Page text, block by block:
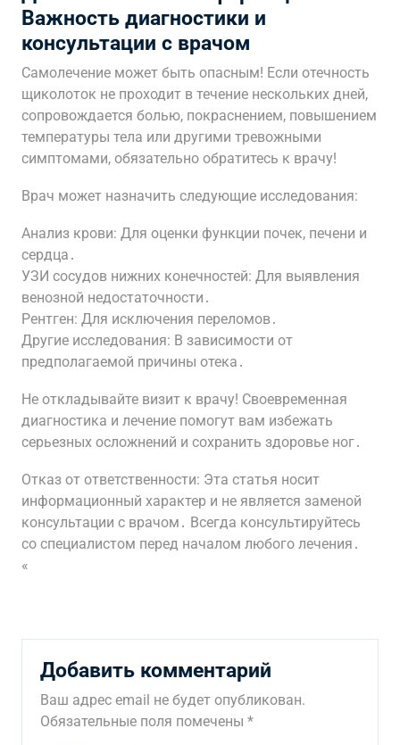
Важность диагностики и
консультации с врачом
Самолечение может быть опасным! Если отечность
щиколоток не проходит в течение нескольких дней,
сопровождается болью, покраснением, повышением
температуры тела или другими тревожными
симптомами, обязательно обратитесь к врачу!
Врач может назначить следующие исследования:
Анализ крови: Для оценки функции почек, печени и
сердца․
УЗИ сосудов нижних конечностей: Для выявления
венозной недостаточности․
Рентген: Для исключения переломов․
Другие исследования: В зависимости от
предполагаемой причины отека․
Не откладывайте визит к врачу! Своевременная
диагностика и лечение помогут вам избежать
серьезных осложнений и сохранить здоровье ног․
Отказ от ответственности: Эта статья носит
информационный характер и не является заменой
консультации с врачом․ Всегда консультируйтесь
со специалистом перед началом любого лечения․
«
Добавить комментарий
Ваш адрес email не будет опубликован.
Обязательные поля помечены *